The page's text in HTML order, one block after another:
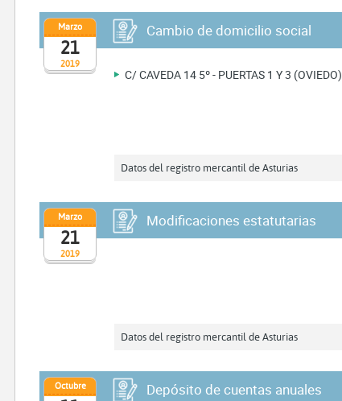
2019
Marzo
21
Cambio de domicilio social
C/ CAVEDA 14 5º - PUERTAS 1 Y 3 (OVIEDO)
Datos del registro mercantil de Asturias
2019
Marzo
21
Modificaciones estatutarias
Datos del registro mercantil de Asturias
Octubre Depósito de cuentas anuales